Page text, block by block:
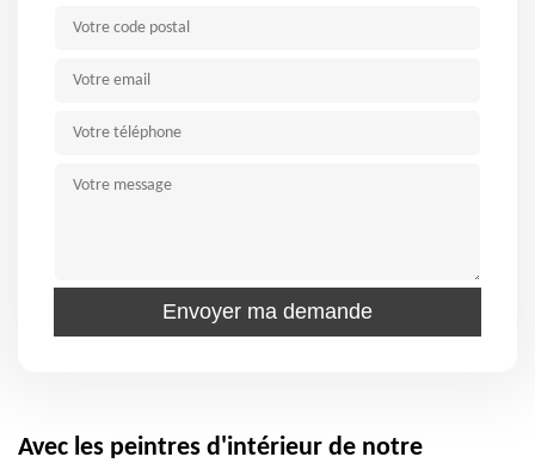
Avec les peintres d'intérieur de notre